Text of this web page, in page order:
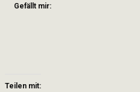
Gefällt mir:
Teilen mit: